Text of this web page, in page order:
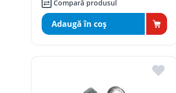
Compară produsul
Adaugă în coş